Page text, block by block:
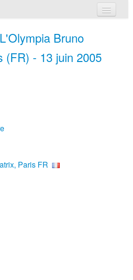
Bruno
(FR) - 13 juin 2005
Paris FR